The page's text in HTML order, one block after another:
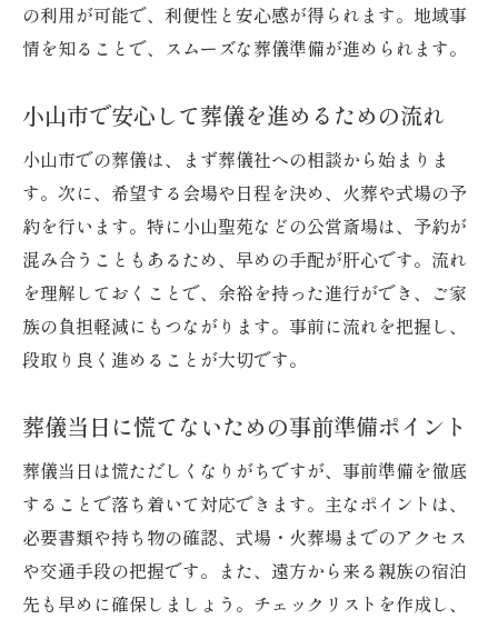
の利用が可能で、利便性と安心感が得られます。地域事
情を知ることで、スムーズな葬儀準備が進められます。
小山市で安心して葬儀を進めるための流れ
小山市での葬儀は、まず葬儀社への相談から始まりま
す。次に、希望する会場や日程を決め、火葬や式場の予
約を行います。特に小山聖苑などの公営斎場は、予約が
混み合うこともあるため、早めの手配が肝心です。流れ
を理解しておくことで、余裕を持った進行ができ、ご家
族の負担軽減にもつながります。事前に流れを把握し、
段取り良く進めることが大切です。
葬儀当日に慌てないための事前準備ポイント
葬儀当日は慌ただしくなりがちですが、事前準備を徹底
することで落ち着いて対応できます。主なポイントは、
必要書類や持ち物の確認、式場・火葬場までのアクセス
や交通手段の把握です。また、遠方から来る親族の宿泊
先も早めに確保しましょう。チェックリストを作成し、